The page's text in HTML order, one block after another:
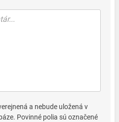
a nebude uložená v
Povinné polia sú označené